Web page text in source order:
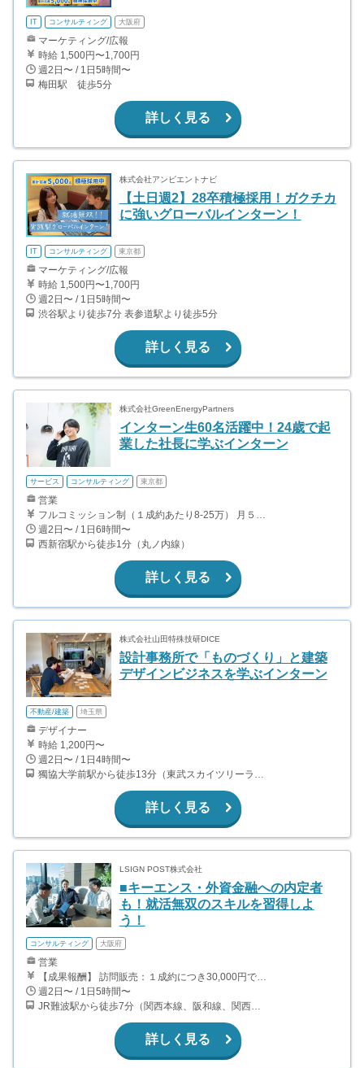
IT コンサルティング 大阪府
マーケティング/広報
時給 1,500円〜1,700円
週2日〜 / 1日5時間〜
梅田駅 徒歩5分
詳しく見る
株式会社アンビエントナビ
【土日週2】28卒積極採用！ガクチカ
に強いグローバルインターン！
IT コンサルティング 東京都
マーケティング/広報
時給 1,500円〜1,700円
週2日〜 / 1日5時間〜
渋谷駅より徒歩7分 表参道駅より徒歩5分
詳しく見る
株式会社GreenEnergyPartners
インターン生60名活躍中！24歳で起
業した社長に学ぶインターン
サービス コンサルティング 東京都
営業
フルコミッション制（１成約あたり8-25万） 月５０万以上稼ぐインターン生も多数います！ ■収入例 ○入社１ヶ月目（明治大学2年生） 役職：アポインター 月間１契約×８万円＝８万円 ＋交通費 ○入社３ヶ月目（東京大学２年生） 役職：アポインター（ランク：ブロンズ） 月間３契約×10万円＝30万円 ＋交通費 ○入社６ヶ月目（早稲田大学３年生） 役職：アポインター（ランク：シルバー） 月間５契約×12万円＝60万円 ＋交通費 ○入社15ヶ月目（慶應大学３年生） 役職：クローザー 月間３契約×25万＝75万円 ＋交通費
週2日〜 / 1日6時間〜
西新宿駅から徒歩1分（丸ノ内線）
詳しく見る
株式会社山田特殊技研DICE
設計事務所で「ものづくり」と建築
デザインビジネスを学ぶインターン
不動産/建築 埼玉県
デザイナー
時給 1,200円〜
週2日〜 / 1日4時間〜
獨協大学前駅から徒歩13分（東武スカイツリーライン、東武伊勢崎線、東武日光線、鬼怒川線）
詳しく見る
LSIGN POST株式会社
■キーエンス・外資金融への内定者
も！就活無双のスキルを習得しよ
う！
コンサルティング 大阪府
営業
【成果報酬】 訪問販売：１成約につき30,000円です。 例えば、光インターネットの成約であれば、平均的に2.5日で1件の契約が見込めます。（12,000円/1日6時間稼働） ＜月収例＞月に100万以上稼ぐ方もいます！ ・月5件成約：150,000円 ・月15件成約：450,000円 ・月30成約：900,000円➕マネジメントインセンティブ300,000円 合計1,200,000円 時給換算で2,000円程度が、平均的なインターン生の報酬となっています。
週2日〜 / 1日5時間〜
JR難波駅から徒歩7分（関西本線、阪和線、関西空港線） 大阪難波駅から徒歩13分（近鉄奈良線、阪神なんば線） 桜川駅から徒歩4分（大阪メトロ千日前線、阪神なんば線）
詳しく見る